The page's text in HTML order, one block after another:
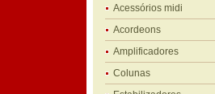
Acessórios midi
Acordeons
Amplificadores
Colunas